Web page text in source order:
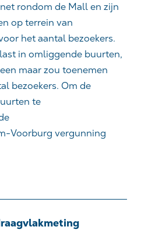
rondom de Mallen zijn
op terrein van
het aantal bezoekers.
in omliggende buurten,
maar zou toenemen
bezoekers. Om de
te
-Voorburg vergunning